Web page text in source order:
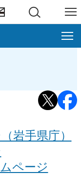
体（釜
岩手県庁）
ページ